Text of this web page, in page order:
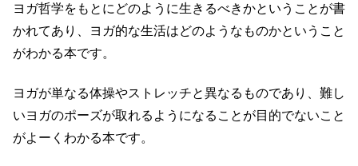
ヨガ哲学をもとにどのように生きるべきかということが書
かれてあり、ヨガ的な生活はどのようなものかということ
がわかる本です。
ヨガが単なる体操やストレッチと異なるものであり、難し
いヨガのポーズが取れるようになることが目的でないこと
がよーくわかる本です。